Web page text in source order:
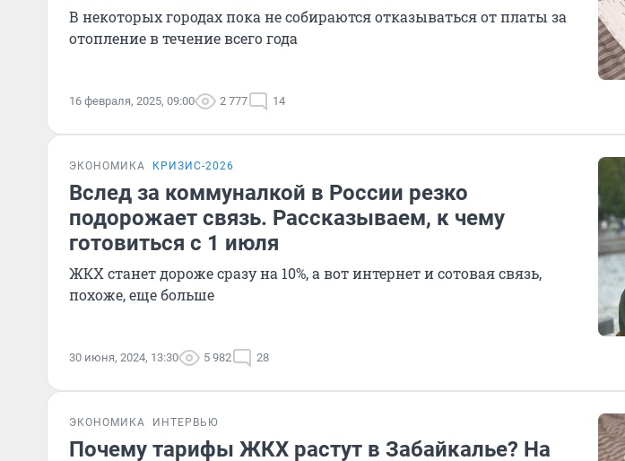
В некоторых городах пока не собираются отказываться от платы за
отопление в течение всего года
16 февраля, 2025, 09:00 2 777 14
ЭКОНОМИКА КРИЗИС-2026
Вслед за коммуналкой в России резко
подорожает связь. Рассказываем, к чему
готовиться с 1 июля
ЖКХ станет дороже сразу на 10%, а вот интернет и сотовая связь,
похоже, еще больше
30 июня, 2024, 13:30 5 982 28
ЭКОНОМИКА ИНТЕРВЬЮ
Почему тарифы ЖКХ растут в Забайкалье? На